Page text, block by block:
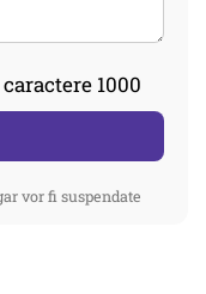
1000
vor fi suspendate